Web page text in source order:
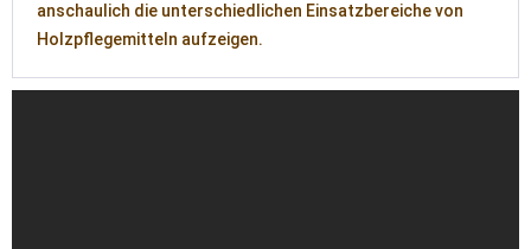
anschaulich die unterschiedlichen Einsatzbereiche von
Holzpflegemitteln aufzeigen.